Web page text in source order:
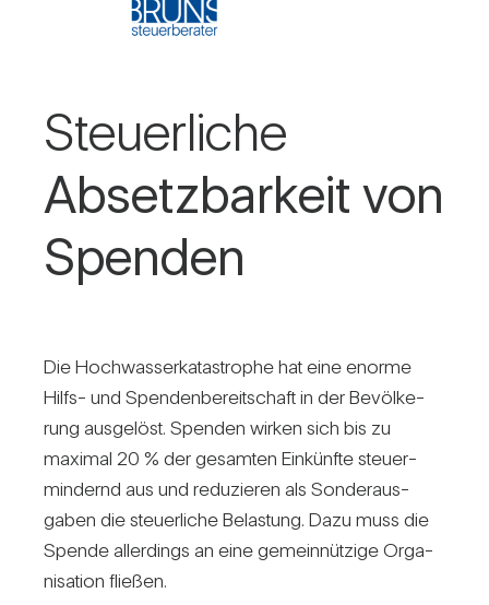
Steu­er­liche
Absetz­bar­keit von
Spenden
Die Hoch­was­ser­ka­ta­strophe hat eine enorme
Hilfs- und Spen­den­be­reit­schaft in der Bevöl­ke­
rung aus­ge­löst. Spenden wirken sich bis zu
maximal 20 % der gesamten Ein­künfte steu­er­
min­dernd aus und redu­zieren als Son­der­aus­
gaben die steu­er­liche Belas­tung. Dazu muss die
Spende aller­dings an eine gemein­nüt­zige Orga­
ni­sa­tion fließen.